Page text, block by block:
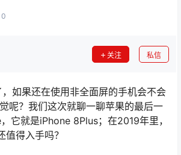
0
关注 私信
如果还在使用非全面屏的手机会不会
呢？我们这次就聊一聊苹果的最后一
它就是iPhone 8Plus；在2019年里，
得入手吗？